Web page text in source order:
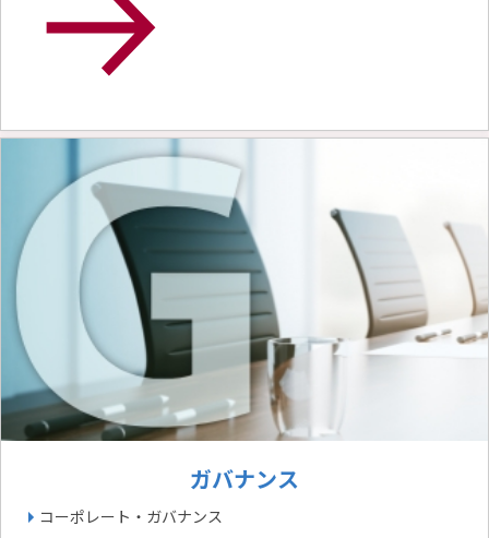
ガバナンス
コーポレート・ガバナンス